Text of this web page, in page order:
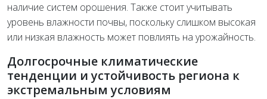
наличие систем орошения. Также стоит учитывать
уровень влажности почвы, поскольку слишком высокая
или низкая влажность может повлиять на урожайность.
Долгосрочные климатические
тенденции и устойчивость региона к
экстремальным условиям